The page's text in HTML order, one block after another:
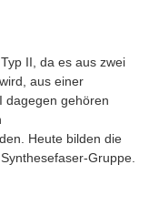
II, da es aus zwei
aus einer
dagegen gehören
Heute bilden die
Gruppe.